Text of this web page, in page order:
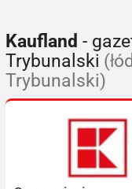
Kaufland -
Trybunalski
Trybunalski)